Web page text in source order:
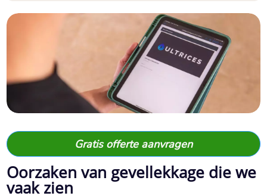
Gratis offerte aanvragen
Oorzaken van gevellekkage die we
vaak zien